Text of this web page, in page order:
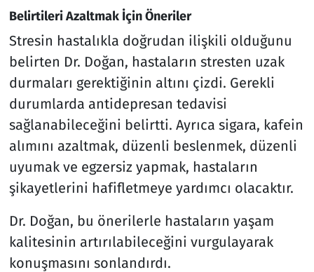
Belirtileri Azaltmak İçin Öneriler
Stresin hastalıkla doğrudan ilişkili olduğunu
belirten Dr. Doğan, hastaların stresten uzak
durmaları gerektiğinin altını çizdi. Gerekli
durumlarda antidepresan tedavisi
sağlanabileceğini belirtti. Ayrıca sigara, kafein
alımını azaltmak, düzenli beslenmek, düzenli
uyumak ve egzersiz yapmak, hastaların
şikayetlerini hafifletmeye yardımcı olacaktır.
Dr. Doğan, bu önerilerle hastaların yaşam
kalitesinin artırılabileceğini vurgulayarak
konuşmasını sonlandırdı.